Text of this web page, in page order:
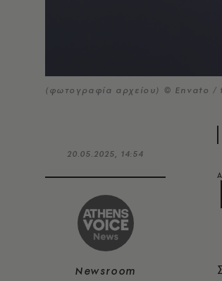
(φωτογραφία αρχείου) © Envato /
20.05.2025, 14:54
Newsroom